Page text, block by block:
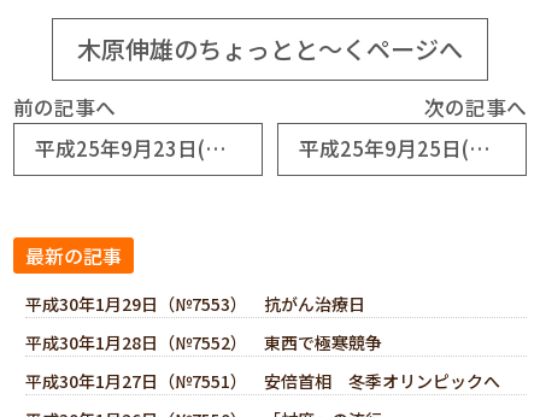
木原伸雄のちょっとと～くページへ
前の記事へ
平成25年9月23日(No6122) 秋分の日
次の記事へ
平成25年9月25日(No6124) 愛される「おもてなし経営」
最新の記事
平成30年1月29日（№7553） 抗がん治療日
平成30年1月28日（№7552） 東西で極寒競争
平成30年1月27日（№7551） 安倍首相 冬季オリンピックへ